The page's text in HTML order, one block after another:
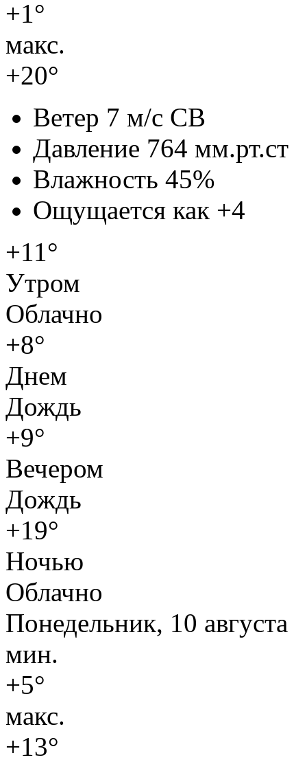
+1°
макс.
+20°
Ветер 7 м/с СВ
Давление 764 мм.рт.ст
Влажность 45%
Ощущается как +4
+11°
Утром
Облачно
+8°
Днем
Дождь
+9°
Вечером
Дождь
+19°
Ночью
Облачно
Понедельник, 10 августа
мин.
+5°
макс.
+13°